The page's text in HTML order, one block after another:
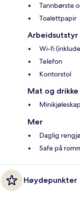
Tannbørste
Toalettpapir
Wi-fi
Telefon
Kontorstol
Mat og drikke
Mer
Daglig
Safe på
Høydepunkter